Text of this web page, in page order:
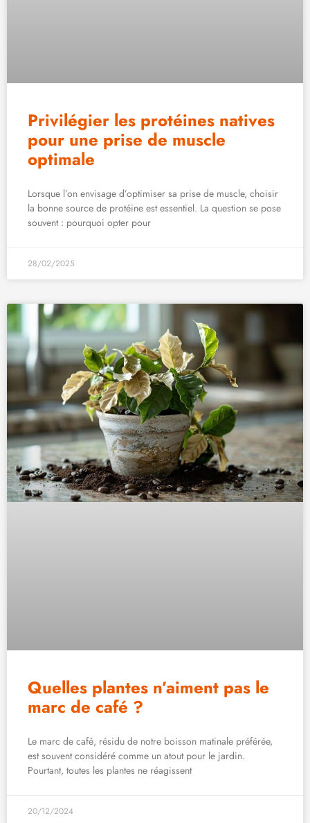
Privilégier les protéines natives
pour une prise de muscle
optimale
Lorsque l’on envisage d’optimiser sa prise de muscle, choisir
la bonne source de protéine est essentiel. La question se pose
souvent : pourquoi opter pour
28/02/2025
Quelles plantes n’aiment pas le
marc de café ?
Le marc de café, résidu de notre boisson matinale préférée,
est souvent considéré comme un atout pour le jardin.
Pourtant, toutes les plantes ne réagissent
20/12/2024